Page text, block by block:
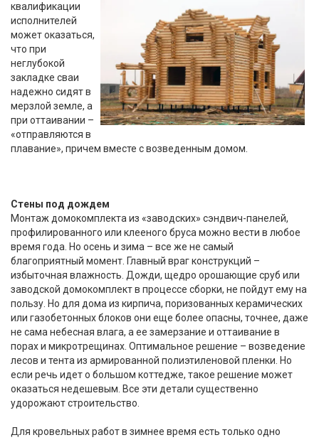
квалификации
исполнителей
может оказаться,
что при
неглубокой
закладке сваи
надежно сидят в
мерзлой земле, а
при оттаивании –
«отправляются в
плавание», причем вместе с возведенным домом.
Стены под дождем
Монтаж домокомплекта из «заводских» сэндвич-панелей,
профилированного или клееного бруса можно вести в любое
время года. Но осень и зима – все же не самый
благоприятный момент. Главный враг конструкций –
избыточная влажность. Дожди, щедро орошающие сруб или
заводской домокомплект в процессе сборки, не пойдут ему на
пользу. Но для дома из кирпича, поризованных керамических
или газобетонных блоков они еще более опасны, точнее, даже
не сама небесная влага, а ее замерзание и оттаивание в
порах и микротрещинах. Оптимальное решение – возведение
лесов и тента из армированной полиэтиленовой пленки. Но
если речь идет о большом коттедже, такое решение может
оказаться недешевым. Все эти детали существенно
удорожают строительство.
Для кровельных работ в зимнее время есть только одно